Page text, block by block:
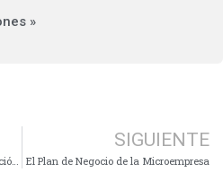
»
SIGUIENTE
El Plan de Negocio de la Microempresa